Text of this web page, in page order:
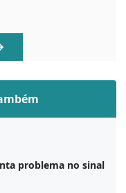
problema no sinal